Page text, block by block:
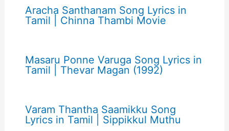
Aracha Santhanam Song Lyrics in
Tamil | Chinna Thambi Movie
Masaru Ponne Varuga Song Lyrics in
Tamil | Thevar Magan (1992)
Varam Thantha Saamikku Song
Lyrics in Tamil | Sippikkul Muthu